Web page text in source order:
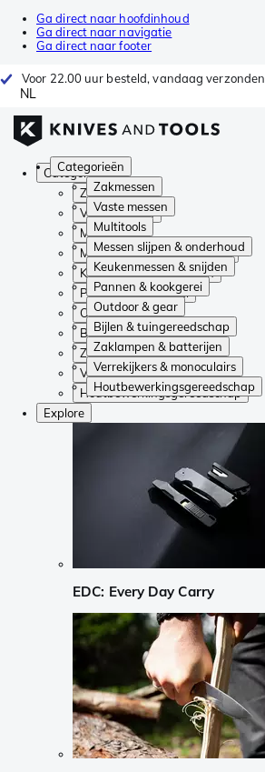
Ga direct naar hoofdinhoud
Ga direct naar navigatie
Ga direct naar footer
Voor 22.00 uur besteld, vandaag verzonden
NL
Categorieën
Zakmessen
Vaste messen
Multitools
Messen slijpen & onderhoud
Keukenmessen & snijden
Pannen & kookgerei
Outdoor & gear
Bijlen & tuingereedschap
Zaklampen & batterijen
Verrekijkers & monoculairs
Houtbewerkingsgereedschap
Categorieën
Zakmessen
Vaste messen
Multitools
Messen slijpen & onderhoud
Keukenmessen & snijden
Pannen & kookgerei
Outdoor & gear
Bijlen & tuingereedschap
Zaklampen & batterijen
Verrekijkers & monoculairs
Houtbewerkingsgereedschap
Explore
EDC: Every Day Carry